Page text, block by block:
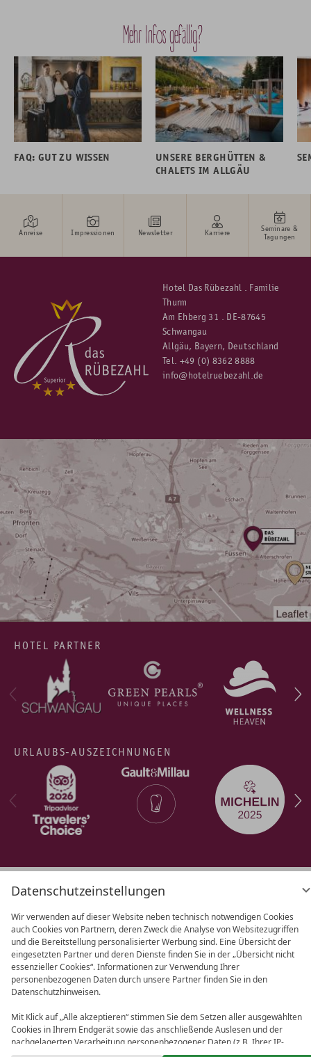
Datenschutzeinstellungen
Wir verwenden auf dieser Website neben technisch notwendigen Cookies
auch Cookies von Partnern, deren Zweck die Analyse von Websitezugriffen
und die Bereitstellung personalisierter Werbung sind. Eine Übersicht der
eingesetzten Partner und deren Dienste finden Sie in der „Übersicht nicht
essenzieller Cookies“. Informationen zur Verwendung Ihrer
personenbezogenen Daten durch unsere Partner finden Sie in den
Datenschutzhinweisen.
Mit Klick auf „Alle akzeptieren“ stimmen Sie dem Setzen aller ausgewählten
Cookies in Ihrem Endgerät sowie das anschließende Auslesen und der
nachgelagerten Verarbeitung personenbezogener Daten (z.B. Ihrer IP-
Adresse) durch uns und unseren Partnern zu. Falls Sie damit nicht
Mehr Infos gefällig?
FAQ: GUT ZU WISSEN
UNSERE BERGHÜTTEN &
CHALETS IM ALLGÄU
Anreise Impressionen Newsletter Karriere
Seminare &
Tagungen
Hotel Das Rübezahl . Familie
Thurm
Am Ehberg 31 . DE-87645
Schwangau
Allgäu, Bayern, Deutschland
Tel. +49 (0) 8362 8888
info@hotelruebezahl.de
HOTEL PARTNER
URLAUBS-AUSZEICHNUNGEN
AGB Datenschutz